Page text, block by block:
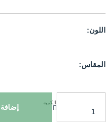
اللون:
المقاس:
الكمية